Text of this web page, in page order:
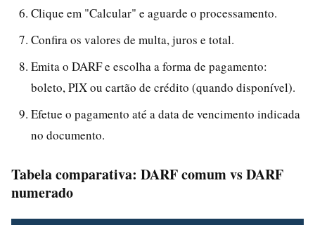
Clique em "Calcular" e aguarde o processamento.
Confira os valores de multa, juros e total.
Emita o DARF e escolha a forma de pagamento:
boleto, PIX ou cartão de crédito (quando disponível).
Efetue o pagamento até a data de vencimento indicada
no documento.
Tabela comparativa: DARF comum vs DARF
numerado